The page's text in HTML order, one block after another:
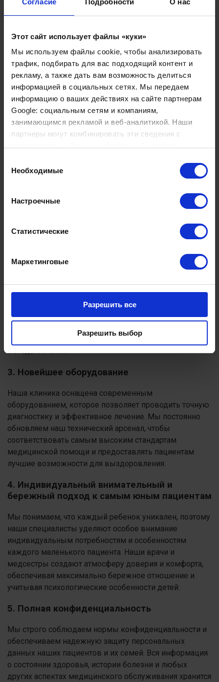
Этот сайт использует файлы «куки»
Мы используем файлы cookie, чтобы анализировать
трафик, подбирать для вас подходящий контент и
рекламу, а также дать вам возможность делиться
информацией в социальных сетях. Мы передаем
информацию о ваших действиях на сайте партнерам
Google: социальным сетям и компаниям,
занимающимся рекламой и веб-аналитикой. Наши
партнеры могут комбинировать эти сведения с
вами их сервисов.
согласия
Необходимые
Настроечные
Статистические
Маркетинговые
Разрешить все
Разрешить выбор
развития новорожденного. В Швейцарии неонатология
является высоко развитой отраслью, где врачи
обследования, обеспечивая новорожденным
наилучший возможный старт в жизни.
Наши преимущества
1. Высокий качественный уровень
подготовки кадров
Наша командасостоит из высококвалифицированных
квалификацию. Наши педиатры, медсестры и другой
медицинский персонал обладают глубокими знаниями
и опытом в лечении детей и подростков, что позволяет
им обеспечивать высокое качество медицинского
2. Использование передовых научных и
Мы активно внедряем новейшие достижения в
диагностики и лечения основаны на последних
научных исследованиях и разработках, что гарантирует
актуальность и эффективность оказанной
применяем только проверенные и безопасные
методы лечения.
3. Новейшее оборудование
Наша клиника оснащена современным
оборудованием, которое позволяет проводить точную
диагностику и эффективное лечение. Мы постоянно
обновляем наш технический арсенал, чтобы
соответствовать самым высоким стандартам
медицинской помощи и предоставлять пациентам
лучшие возможности для выздоровления.
4. Индивидуальный внимательный и
бережный подход к самым юным пациентам
Мы понимаем, что каждый ребенок уникален, поэтому
наши специалисты уделяют особое внимание
индивидуальным потребностям и особенностям
каждого маленького пациента. Наши врачи и
медсестры создают атмосферу доверия и комфорта,
обеспечивая максимально бережное отношение и
учитывая психологические особенности детей.
5. Полная конфиденциальность
Мы строго соблюдаем нормы конфиденциальности и
обеспечиваем надежную защиту персональных
данных наших пациентов и их семей. Вся информация
о состоянии здоровья, истории болезни и любых
других аспектах медицинского обслуживания хранится